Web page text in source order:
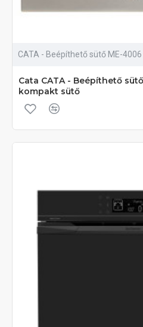
CATA - Beépíthető sütő ME-4006
Cata CATA - Beépíthető
kompakt sütő